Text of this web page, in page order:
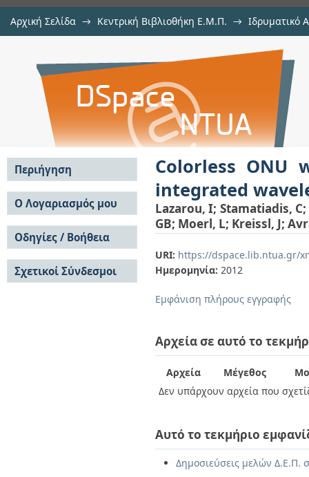
Αρχική Σελίδα → Κεντρική Βιβλιοθήκη Ε.Μ.Π. → Ιδρυματικό
Colorless ONU with discolored
converter
Colorless ONU
integrated
Lazarou, I; Stamatiadis, C;
GB; Moerl, L; Kreissl, J;
URI: https://dspace.lib.ntua.gr/
Ημερομηνία: 2012
Εμφάνιση πλήρους εγγραφής
Αρχεία σε αυτό το
Αρχεία Μέγεθος
Δεν υπάρχουν αρχεία που
Αυτό το τεκμήριο
Δημοσιεύσεις μελών Δ.Ε.Π.
Περιήγηση
Σε όλο το DSpace
Κοινότητες & Συλλογές
Ανά Ημερομηνία
Έκδοσης
Συγγραφείς
Τίτλοι
Θέματα
Ο Λογαριασμός μου
Σύνδεση
Εγγραφή
Οδηγίες / Βοήθεια
Οδηγίες Υποβολής
Οδηγίες Χρήσης ΙΑ
Συχνές Ερωτήσεις
Σχετικοί Σύνδεσμοι